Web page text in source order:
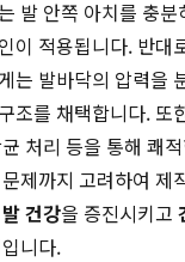
발 안쪽 아치를 충
이 적용됩니다. 반대
는 발바닥의 압력을
조를 채택합니다. 또
처리 등을 통해 쾌
제까지 고려하여 제
발 건강을 증진시키고
니다.